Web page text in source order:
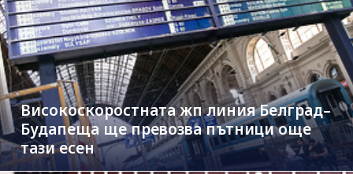
Високоскоростната жп линия Белград–
Будапеща ще превозва пътници още
тази есен